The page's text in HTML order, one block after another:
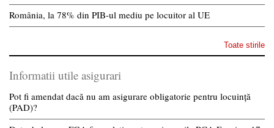
România, la 78% din PIB-ul mediu pe locuitor al UE
Toate stirile
Informatii utile asigurari
Pot fi amendat dacă nu am asigurare obligatorie pentru locuință
(PAD)?